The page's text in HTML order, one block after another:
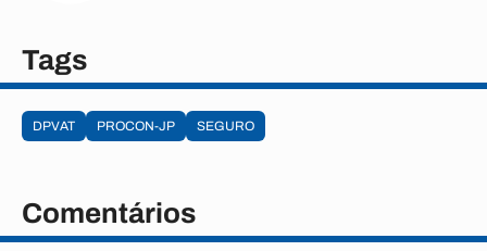
Tags
DPVAT PROCON-JP SEGURO
Comentários